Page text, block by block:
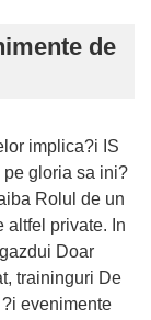
de
implica?i IS
pe gloria sa ini?
Rolul de un
altfel private. In
Doar
traininguri De
evenimente